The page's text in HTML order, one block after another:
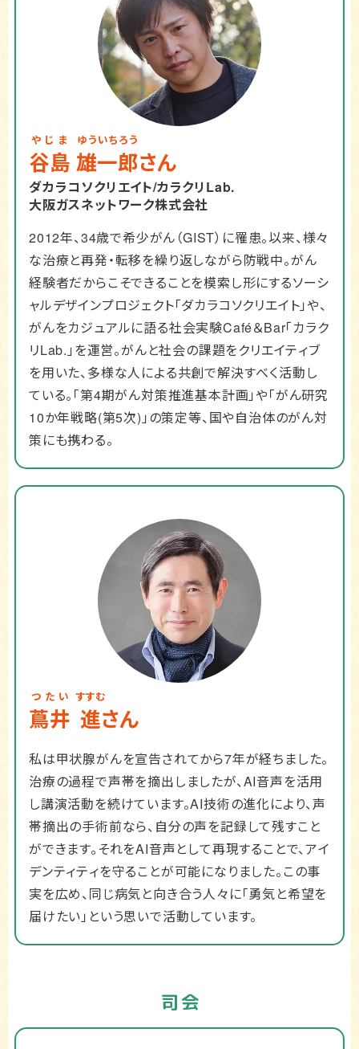
谷島
やじま
雄一郎
ゆういちろう
さん
ダカラコソクリエイト/カラクリLab.
大阪ガスネットワーク株式会社
2012年、34歳で希少がん（GIST）に罹患。以来、様々
な治療と再発・転移を繰り返しながら防戦中。がん
経験者だからこそできることを模索し形にするソーシ
ャルデザインプロジェクト「ダカラコソクリエイト」や、
がんをカジュアルに語る社会実験Café＆Bar「カラク
リLab.」を運営。がんと社会の課題をクリエイティブ
を用いた、多様な人による共創で解決すべく活動し
ている。「第4期がん対策推進基本計画」や「がん研究
10か年戦略(第5次)」の策定等、国や自治体のがん対
策にも携わる。
蔦井
つたい
進
すすむ
さん
私は甲状腺がんを宣告されてから7年が経ちました。
治療の過程で声帯を摘出しましたが、AI音声を活用
し講演活動を続けています。AI技術の進化により、声
帯摘出の手術前なら、自分の声を記録して残すこと
ができます。それをAI音声として再現することで、アイ
デンティティを守ることが可能になりました。この事
実を広め、同じ病気と向き合う人々に「勇気と希望を
届けたい」という思いで活動しています。
司会